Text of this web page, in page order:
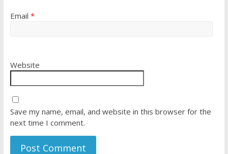
Email *
Website
Save my name, email, and website in this browser for the
next time I comment.